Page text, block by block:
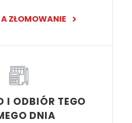
ZŁOMOWANIE
I ODBIÓR TEGO
DNIA